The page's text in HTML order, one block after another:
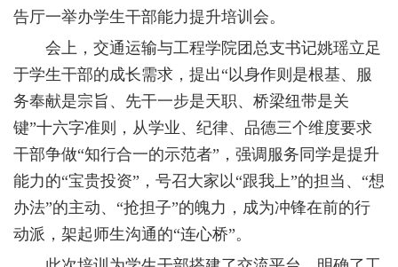
告厅一举办学生干部能力提升培训会。
会上，交通运输与工程学院团总支书记姚瑶立足
于学生干部的成长需求，提出“以身作则是根基、服
务奉献是宗旨、先干一步是天职、桥梁纽带是关
键”十六字准则，从学业、纪律、品德三个维度要求
干部争做“知行合一的示范者”，强调服务同学是提升
能力的“宝贵投资”，号召大家以“跟我上”的担当、“想
办法”的主动、“抢担子”的魄力，成为冲锋在前的行
动派，架起师生沟通的“连心桥”。